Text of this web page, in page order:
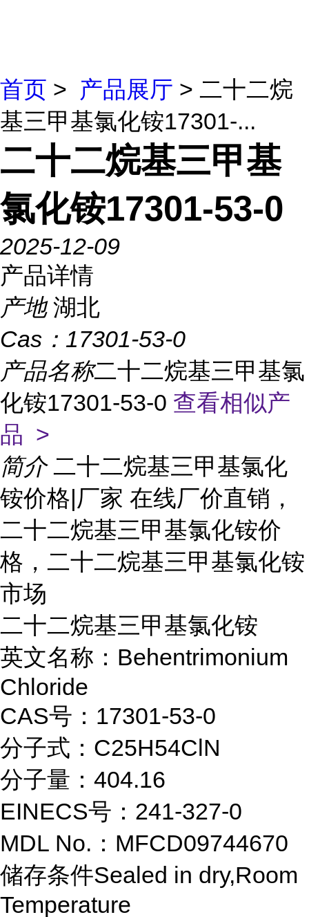
首页 > 产品展厅 > 二十二烷
基三甲基氯化铵17301-...
二十二烷基三甲基
氯化铵17301-53-0
2025-12-09
产品详情
产地 湖北
Cas： 17301-53-0
产品名称二十二烷基三甲基氯
化铵17301-53-0 查看相似产
品 >
简介 二十二烷基三甲基氯化
铵价格|厂家 在线厂价直销，
二十二烷基三甲基氯化铵价
格，二十二烷基三甲基氯化铵
市场
二十二烷基三甲基氯化铵
英文名称：Behentrimonium
Chloride
CAS号：17301-53-0
分子式：C25H54ClN
分子量：404.16
EINECS号：241-327-0
MDL No.：MFCD09744670
储存条件Sealed in dry,Room
Temperature